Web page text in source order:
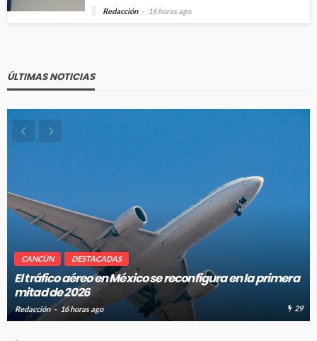
Redacción 16 horas ago
ÚLTIMAS NOTICIAS
CANCÚN DESTACADAS
Cancún-Toronto lidera tráfico aéreo internacional del
Caribe Mexicano
Redacción 16 horas ago 25